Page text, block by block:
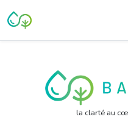
la clarté au